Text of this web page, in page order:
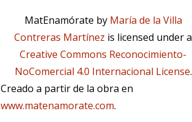
MatEnamórate by María de la Villa
Contreras Martínez is licensed under a
Creative Commons Reconocimiento-
NoComercial 4.0 Internacional License.
Creado a partir de la obra en
www.matenamorate.com.